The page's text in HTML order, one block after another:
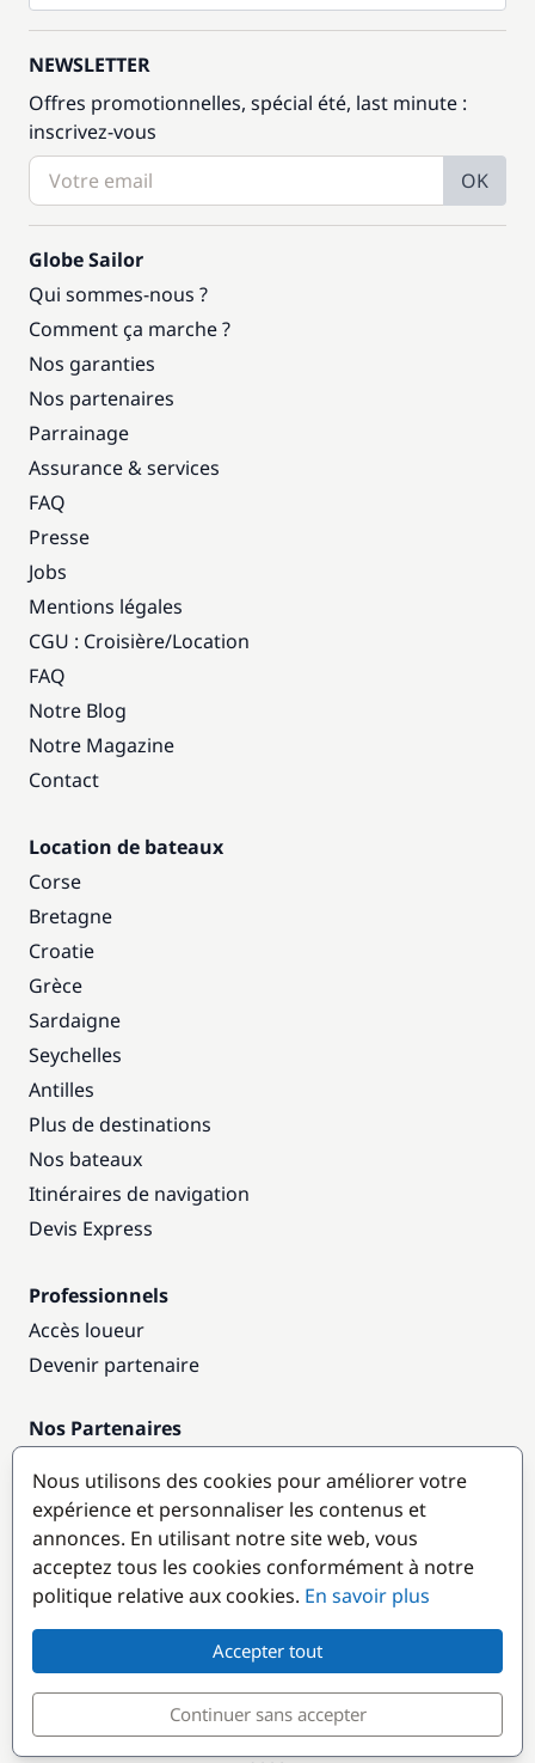
NEWSLETTER
Offres promotionnelles, spécial été, last minute :
inscrivez-vous
OK
Globe Sailor
Qui sommes-nous ?
Comment ça marche ?
Nos garanties
Nos partenaires
Parrainage
Assurance & services
FAQ
Presse
Jobs
Mentions légales
CGU : Croisière/Location
FAQ
Notre Blog
Notre Magazine
Contact
Location de bateaux
Corse
Bretagne
Croatie
Grèce
Sardaigne
Seychelles
Antilles
Plus de destinations
Nos bateaux
Itinéraires de navigation
Devis Express
Professionnels
Accès loueur
Devenir partenaire
Nos Partenaires
Destinations populaires
© GlobeSailor
Croisières & Location de bateaux depuis
Nous utilisons des cookies pour améliorer votre
expérience et personnaliser les contenus et
annonces. En utilisant notre site web, vous
acceptez tous les cookies conformément à notre
politique relative aux cookies. En savoir plus
Accepter tout
Continuer sans accepter